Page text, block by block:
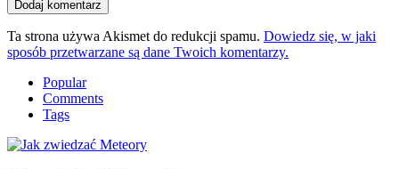
Ta strona używa Akismet do redukcji spamu. Dowiedz się, w jaki
sposób przetwarzane są dane Twoich komentarzy.
Popular
Comments
Tags